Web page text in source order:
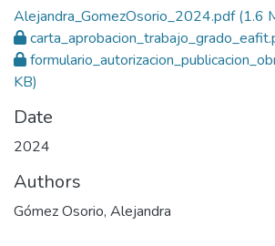
Alejandra_GomezOsorio_2024.pdf(1.6
KB)
Date
2024
Authors
Gómez Osorio, Alejandra